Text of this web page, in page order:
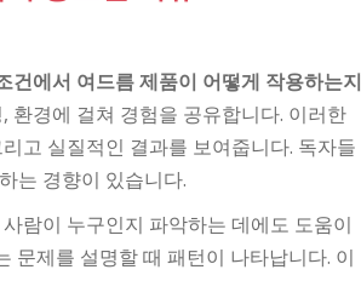
에서 여드름 제품이 어떻게 작용하는지
환경에 걸쳐 경험을 공유합니다. 이러한
고 실질적인 결과를 보여줍니다. 독자들
는 경향이 있습니다.
람이 누구인지 파악하는 데에도 도움이
문제를 설명할 때 패턴이 나타납니다. 이